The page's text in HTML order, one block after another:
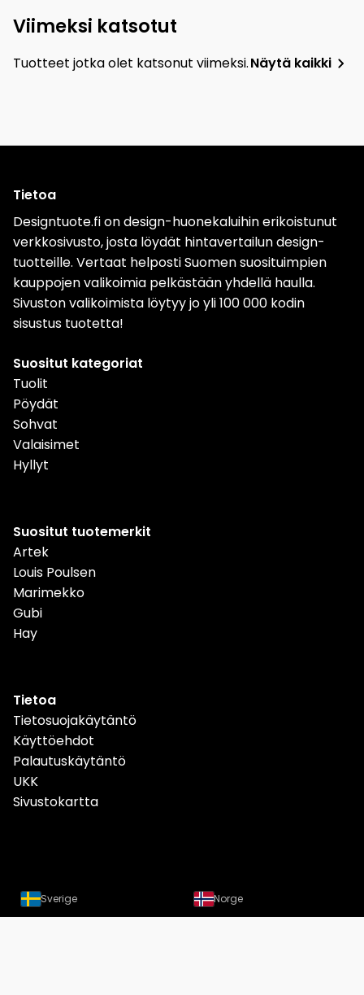
Viimeksi katsotut
Tuotteet jotka olet katsonut viimeksi.Näytä kaikki
Tietoa
Designtuote.fi on design-huonekaluihin erikoistunut
verkkosivusto, josta löydät hintavertailun design-
tuotteille. Vertaat helposti Suomen suosituimpien
kauppojen valikoimia pelkästään yhdellä haulla.
Sivuston valikoimista löytyy jo yli 100 000 kodin
sisustus tuotetta!
Suositut kategoriat
Tuolit
Pöydät
Sohvat
Valaisimet
Hyllyt
Suositut tuotemerkit
Artek
Louis Poulsen
Marimekko
Gubi
Hay
Tietoa
Tietosuojakäytäntö
Käyttöehdot
Palautuskäytäntö
UKK
Sivustokartta
Sverige Norge